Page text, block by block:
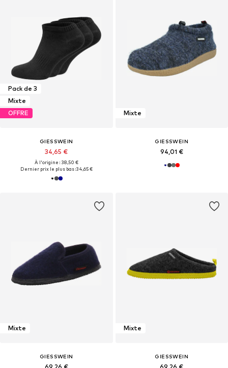
Pack de 3
Mixte
OFFRE
GIESSWEIN
34,65 €
À l'origine : 38,50 €
Dernier prix le plus bas :34,65 €
Mixte
GIESSWEIN
94,01 €
Mixte
GIESSWEIN
Mixte
GIESSWEIN